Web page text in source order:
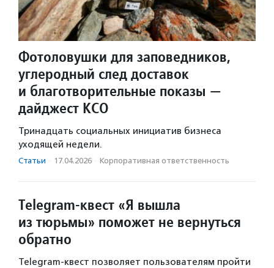
Фотоловушки для заповедников,
углеродный след доставок
и благотворительные показы —
дайджест КСО
Тринадцать социальных инициатив бизнеса
уходящей недели.
Статьи · 17.04.2026 · Корпоративная ответственность
Telegram-квест «Я вышла
из тюрьмы» поможет не вернуться
обратно
Telegram-квест позволяет пользователям пройти